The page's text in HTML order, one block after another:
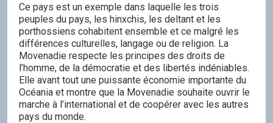
Ce pays est un exemple dans laquelle les trois
peuples du pays, les hinxchis, les deltant et les
porthossiens cohabitent ensemble et ce malgré les
différences culturelles, langage ou de religion. La
Movenadie respecte les principes des droits de
l’homme, de la démocratie et des libertés indéniables.
Elle avant tout une puissante économie importante du
Océania et montre que la Movenadie souhaite ouvrir le
marche à l’international et de coopérer avec les autres
pays du monde.